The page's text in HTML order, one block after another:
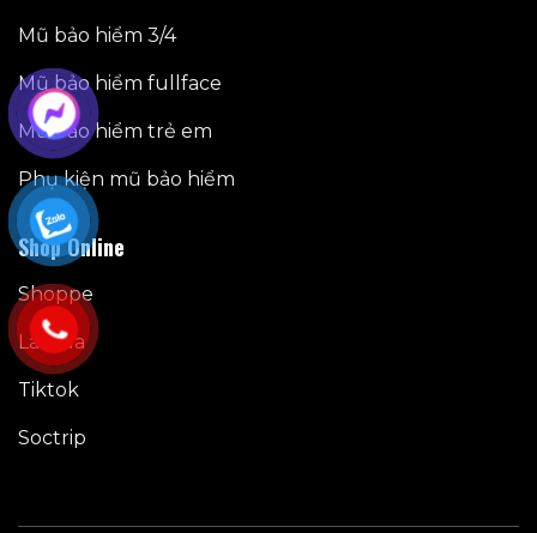
Mũ bảo hiểm 3/4
Mũ bảo hiểm fullface
Mũ bảo hiểm trẻ em
Phụ kiện mũ bảo hiểm
Shop Online
Shoppe
Lazada
Tiktok
Soctrip